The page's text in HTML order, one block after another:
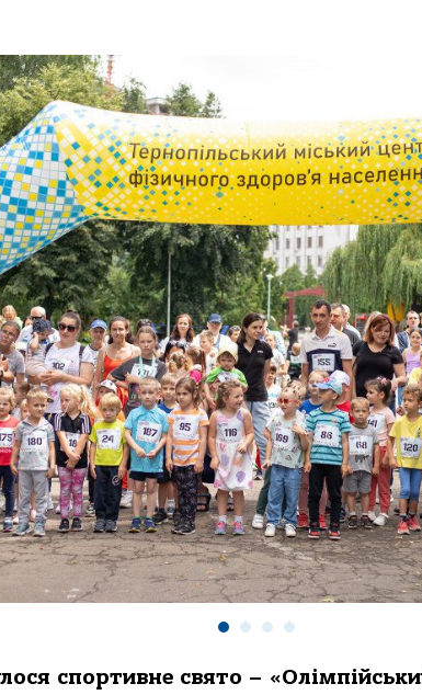
спортивне свято –